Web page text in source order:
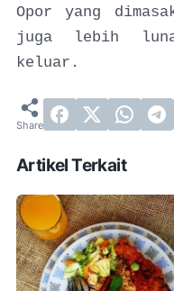
Opor yang
juga lebih
keluar.
Artikel Terkait